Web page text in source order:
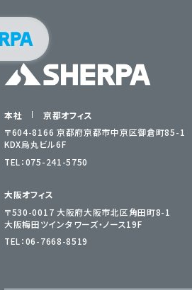
本社
京都オフィス
〒604-8166 京都府京都市中京区御倉町85-1
KDX烏丸ビル6F
TEL：075-241-5750
大阪オフィス
〒530-0017 大阪府大阪市北区角田町8-1
大阪梅田ツインタワーズ・ノース19F
TEL：06-7668-8519